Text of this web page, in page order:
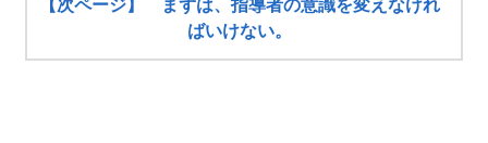
【次ページ】 まずは、指導者の意識を変えなけれ
ばいけない。